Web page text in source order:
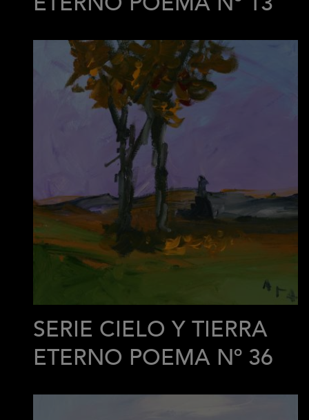
SERIE CIELO Y TIERRA
ETERNO POEMA Nº 36